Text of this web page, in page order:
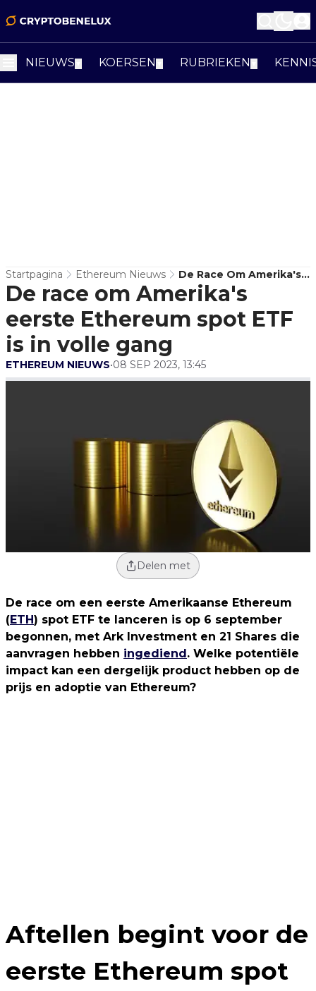
NIEUWS KOERSEN RUBRIEKEN
Startpagina Ethereum Nieuws
De Race Om Amerika's
Eerste Ethereum Spot
ETF Is In Volle Gang
De race om Amerika's
eerste Ethereum spot ETF
is in volle gang
ETHEREUM NIEUWS•08 SEP 2023, 13:45
Delen met
De race om een eerste Amerikaanse Ethereum
(ETH) spot ETF te lanceren is op 6 september
begonnen, met Ark Investment en 21 Shares die
aanvragen hebben ingediend. Welke potentiële
impact kan een dergelijk product hebben op de
prijs en adoptie van Ethereum?
Aftellen begint voor de
eerste Ethereum spot